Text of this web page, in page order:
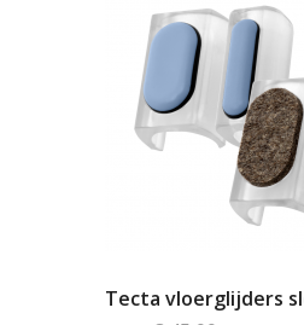
Tecta vloerglijders